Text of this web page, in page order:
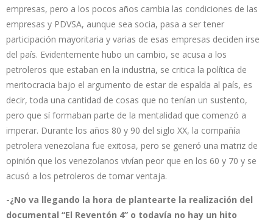
empresas, pero a los pocos años cambia las condiciones de las
empresas y PDVSA, aunque sea socia, pasa a ser tener
participación mayoritaria y varias de esas empresas deciden irse
del país. Evidentemente hubo un cambio, se acusa a los
petroleros que estaban en la industria, se critica la política de
meritocracia bajo el argumento de estar de espalda al país, es
decir, toda una cantidad de cosas que no tenían un sustento,
pero que sí formaban parte de la mentalidad que comenzó a
imperar. Durante los años 80 y 90 del siglo XX, la compañía
petrolera venezolana fue exitosa, pero se generó una matriz de
opinión que los venezolanos vivían peor que en los 60 y 70 y se
acusó a los petroleros de tomar ventaja.
-¿No va llegando la hora de plantearte la realización del
documental “El Reventón 4” o todavía no hay un hito